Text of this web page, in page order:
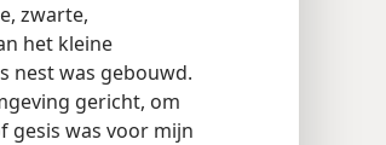
zwarte,
het kleine
nest was gebouwd.
gericht, om
gesis was voor mijn